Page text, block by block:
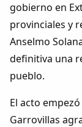
Dichos
Apodos
Peñas
gobierno en
provinciales y
Anselmo
definitiva una
pueblo.
El acto
Garrovillas